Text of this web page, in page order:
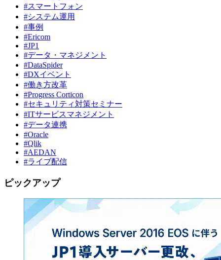
#スマートフォン
#システム運用
#事例
#Ericom
#JP1
#データ・マネジメント
#DataSpider
#DXイベント
#働き方改革
#Progress Corticon
#セキュリティ対策セミナー
#ITサービスマネジメント
#データ連携
#Oracle
#Qlik
#AEDAN
#ライブ配信
ピックアップ